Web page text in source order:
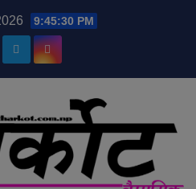
9:45:30 PM
modal-check